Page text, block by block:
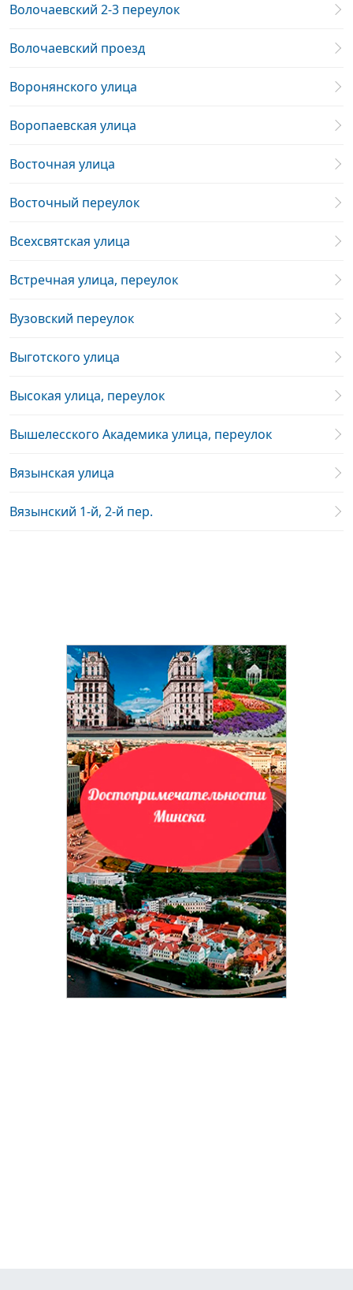
Волочаевский 2-3 переулок
Волочаевский проезд
Воронянского улица
Воропаевская улица
Восточная улица
Восточный переулок
Всехсвятская улица
Встречная улица, переулок
Вузовский переулок
Выготского улица
Высокая улица, переулок
Вышелесского Академика улица, переулок
Вязынская улица
Вязынский 1-й, 2-й пер.